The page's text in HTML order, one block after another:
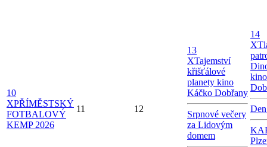
10
XPŘÍMĚSTSKÝ
FOTBALOVÝ
KEMP 2026
11 12
13
XTajemství
křišťálové
planety kino
Káčko Dobřany
Srpnové večery
za Lidovým
domem
14
X